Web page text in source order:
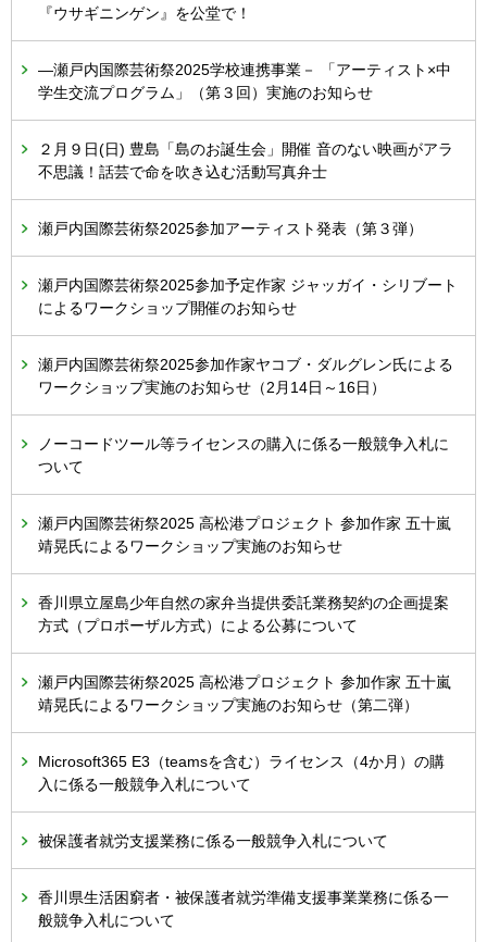
『ウサギニンゲン』を公堂で！
―瀬戸内国際芸術祭2025学校連携事業－ 「アーティスト×中
学生交流プログラム」（第３回）実施のお知らせ
２月９日(日) 豊島「島のお誕生会」開催 音のない映画がアラ
不思議！話芸で命を吹き込む活動写真弁士
瀬戸内国際芸術祭2025参加アーティスト発表（第３弾）
瀬戸内国際芸術祭2025参加予定作家 ジャッガイ・シリブート
によるワークショップ開催のお知らせ
瀬戸内国際芸術祭2025参加作家ヤコブ・ダルグレン氏による
ワークショップ実施のお知らせ（2月14日～16日）
ノーコードツール等ライセンスの購入に係る一般競争入札に
ついて
瀬戸内国際芸術祭2025 高松港プロジェクト 参加作家 五十嵐
靖晃氏によるワークショップ実施のお知らせ
香川県立屋島少年自然の家弁当提供委託業務契約の企画提案
方式（プロポーザル方式）による公募について
瀬戸内国際芸術祭2025 高松港プロジェクト 参加作家 五十嵐
靖晃氏によるワークショップ実施のお知らせ（第二弾）
Microsoft365 E3（teamsを含む）ライセンス（4か月）の購
入に係る一般競争入札について
被保護者就労支援業務に係る一般競争入札について
香川県生活困窮者・被保護者就労準備支援事業業務に係る一
般競争入札について